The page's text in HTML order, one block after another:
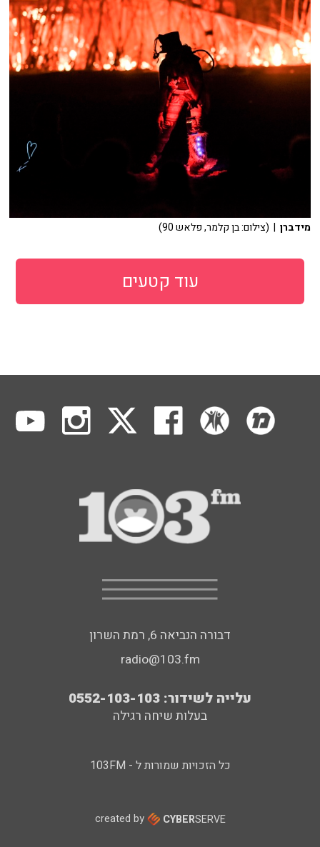
מידברן | (צילום: בן קלמר, פלאש 90)
עוד קטעים
דבורה הנביאה 6, רמת השרון
radio@103.fm
עלייה לשידור: 0552-103-103
בעלות שיחה רגילה
כל הזכויות שמורות ל - 103FM
created by CYBERSERVE